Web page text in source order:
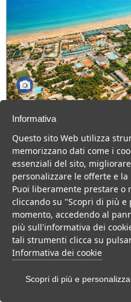
Green Park Village
107 Camere
Villaggio a Vieste, con piscina
con bambini.
Villaggio Hotel
VEDI
INFO
Informativa
Questo sito Web utilizza
memorizzano dati come i
essenziali del sito,
personalizzare le offerte e
Puoi liberamente prestare o
cliccando su "Scopri di più
momento, accedendo al
più sull'informativa dei
tali strumenti clicca su
Informativa dei cookie
Scopri di più e personalizza